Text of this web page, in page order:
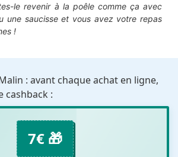
le revenir à la poêle comme ça avec
une saucisse et vous avez votre repas
!
: avant chaque achat en ligne,
cashback :
7€ 🎁